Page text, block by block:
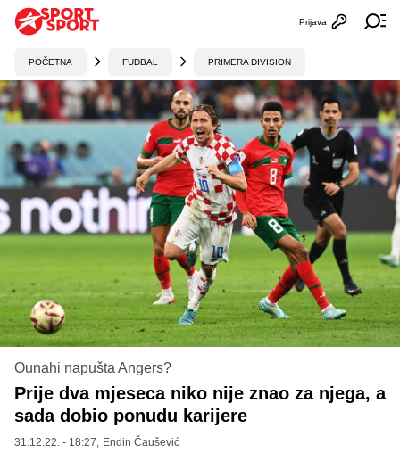
Otvori
Prijava
POČETNA FUDBAL PRIMERA DIVISION
Ounahi napušta Angers?
Prije dva mjeseca niko nije znao za njega, a
sada dobio ponudu karijere
31.12.22. - 18:27, Endin Čaušević